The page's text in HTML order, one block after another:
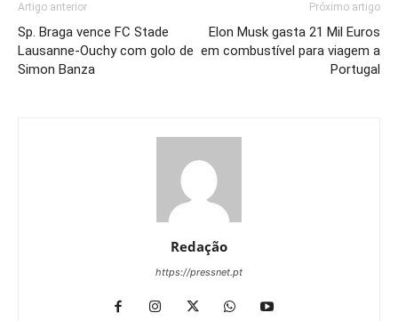
Artigo anterior
Sp. Braga vence FC Stade
Lausanne-Ouchy com golo de
Simon Banza
Próximo artigo
Elon Musk gasta 21 Mil Euros
em combustível para viagem a
Portugal
Redação
https://pressnet.pt